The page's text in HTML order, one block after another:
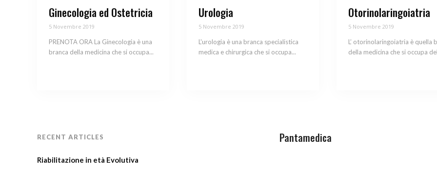
Ginecologia ed Ostetricia
5 Novembre 2019
PRENOTA ORA La Ginecologia è una
branca della medicina che si occupa...
Urologia
5 Novembre 2019
L'urologia è una branca specialistica
medica e chirurgica che si occupa...
Otorinolaringoiatria
5 Novembre 2019
L’ otorinolaringoiatria è quella
della medicina che si occupa
RECENT ARTICLES
Riabilitazione in età Evolutiva
Pantamedica